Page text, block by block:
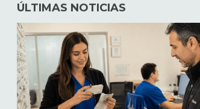
ÚLTIMAS NOTICIAS